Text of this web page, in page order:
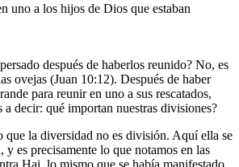
uno a los hijos de Dios que estaban
después de haberlos reunido? No, es
ovejas (Juan 10:12). Después de haber
para reunir en uno a sus rescatados,
a decir: qué importan nuestras divisiones?
que la diversidad no es división. Aquí ella se
y es precisamente lo que notamos en las
Hai, lo mismo que se había manifestado